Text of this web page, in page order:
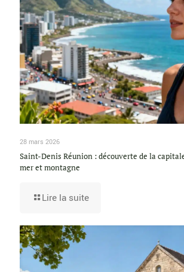
28 mars 2026
Saint-Denis Réunion : découverte de la
mer et montagne
Lire la suite